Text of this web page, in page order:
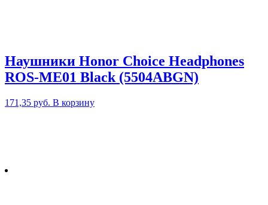
Наушники Honor Choice Headphones
ROS-ME01 Black (5504ABGN)
171,35 руб. В корзину